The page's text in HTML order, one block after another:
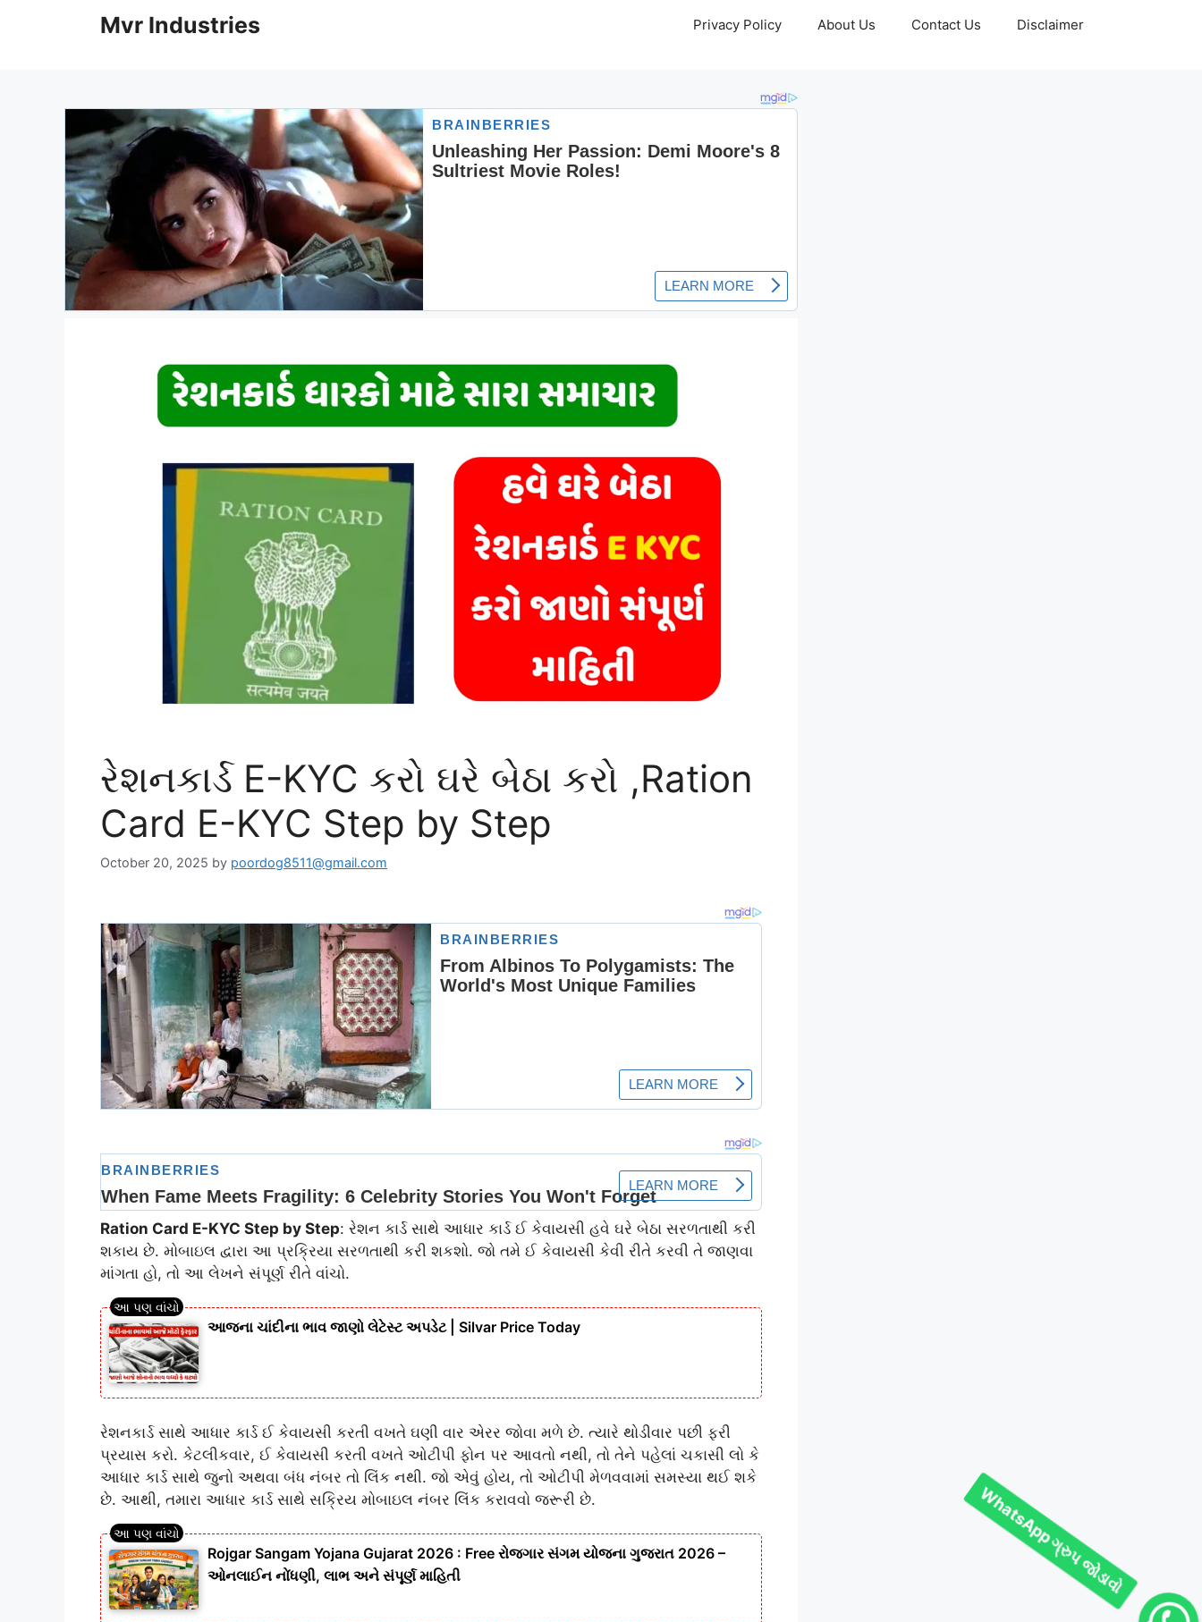
Mvr Industries Privacy Policy About Us Contact Us Disclaimer
રેશનકાર્ડ E-KYC કરો ઘરે બેઠા કરો ,Ration
Card E-KYC Step by Step
October 20, 2025 by poordog8511@gmail.com
Ration Card E-KYC Step by Step: રેશન કાર્ડ સાથે આધાર કાર્ડ ઈ કેવાયસી હવે ઘરે બેઠા સરળતાથી કરી
શકાય છે. મોબાઇલ દ્વારા આ પ્રક્રિયા સરળતાથી કરી શકશો. જો તમે ઈ કેવાયસી કેવી રીતે કરવી તે જાણવા
માંગતા હો, તો આ લેખને સંપૂર્ણ રીતે વાંચો.
આજના ચાંદીના ભાવ જાણો લેટેસ્ટ અપડેટ | Silvar Price Today
રેશનકાર્ડ સાથે આધાર કાર્ડ ઈ કેવાયસી કરતી વખતે ઘણી વાર એરર જોવા મળે છે. ત્યારે થોડીવાર પછી ફરી
પ્રયાસ કરો. કેટલીકવાર, ઈ કેવાયસી કરતી વખતે ઓટીપી ફોન પર આવતો નથી, તો તેને પહેલાં ચકાસી લો કે
આધાર કાર્ડ સાથે જુનો અથવા બંધ નંબર તો લિંક નથી. જો એવું હોય, તો ઓટીપી મેળવવામાં સમસ્યા થઈ શકે
છે. આથી, તમારા આધાર કાર્ડ સાથે સક્રિય મોબાઇલ નંબર લિંક કરાવવો જરૂરી છે.
Rojgar Sangam Yojana Gujarat 2026 : Free રોજગાર સંગમ યોજના ગુજરાત 2026 –
ઓનલાઈન નોંધણી, લાભ અને સંપૂર્ણ માહિતી